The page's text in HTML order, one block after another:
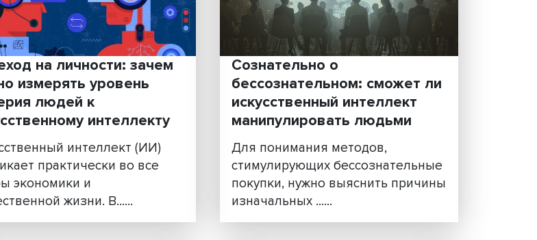
Переход на личности: зачем
нужно измерять уровень
Сознательно о
бессознательном: